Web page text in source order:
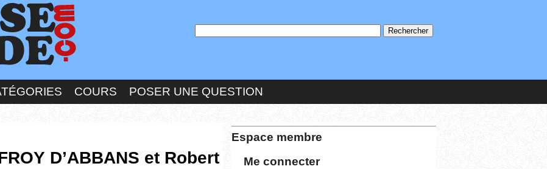
COURS POSER UNE QUESTION
D’ABBANS et Robert
Espace membre
Me connecter